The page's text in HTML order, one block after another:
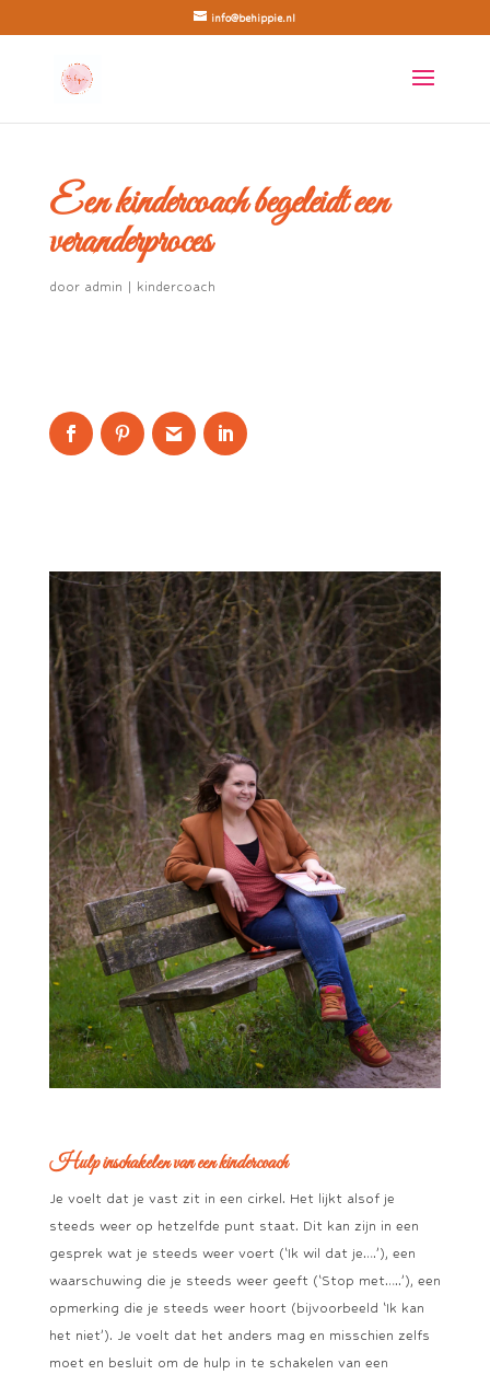
info@behippie.nl
Een kindercoach begeleidt een
veranderproces
door admin kindercoach
Hulp inschakelen van een kindercoach
Je voelt dat je vast zit in een cirkel. Het lijkt alsof je
steeds weer op hetzelfde punt staat. Dit kan zijn in een
gesprek wat je steeds weer voert (‘Ik wil dat je….’), een
waarschuwing die je steeds weer geeft (‘Stop met…..’), een
opmerking die je steeds weer hoort (bijvoorbeeld ‘Ik kan
het niet’). Je voelt dat het anders mag en misschien zelfs
moet en besluit om de hulp in te schakelen van een